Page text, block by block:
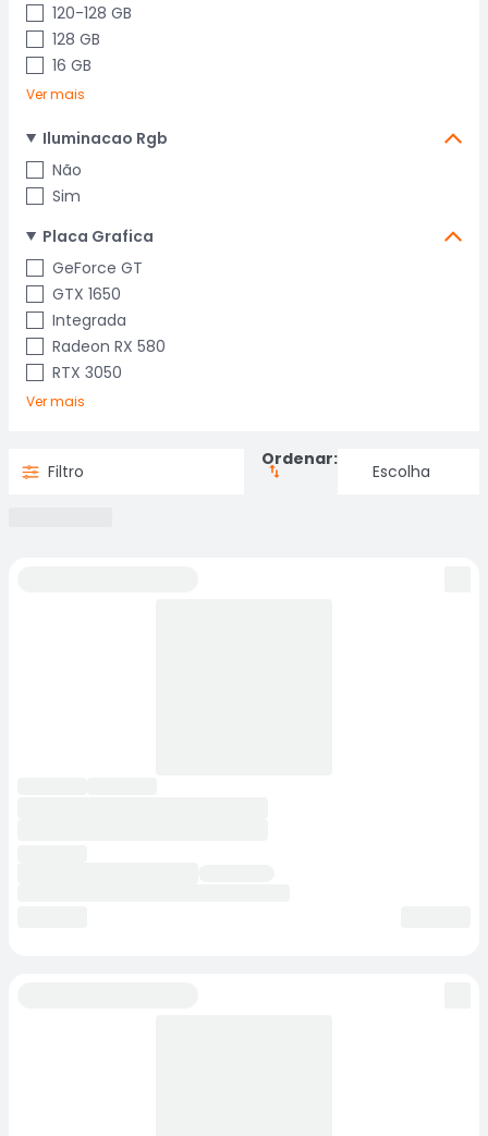
120-128 GB
128 GB
16 GB
Ver mais
Iluminacao Rgb
Não
Sim
Placa Grafica
GeForce GT
GTX 1650
Integrada
Radeon RX 580
RTX 3050
Ver mais
Filtro
Ordenar: